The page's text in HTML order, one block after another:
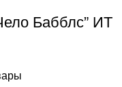
Бабблс” ИТ